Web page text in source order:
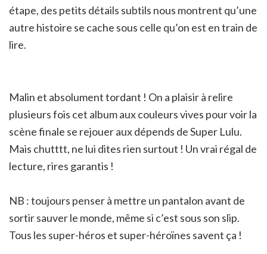
étape, des petits détails subtils nous montrent qu’une
autre histoire se cache sous celle qu’on est en train de
lire.
Malin et absolument tordant ! On a plaisir à relire
plusieurs fois cet album aux couleurs vives pour voir la
scène finale se rejouer aux dépends de Super Lulu.
Mais chutttt, ne lui dites rien surtout ! Un vrai régal de
lecture, rires garantis !
NB : toujours penser à mettre un pantalon avant de
sortir sauver le monde, même si c’est sous son slip.
Tous les super-héros et super-héroïnes savent ça !